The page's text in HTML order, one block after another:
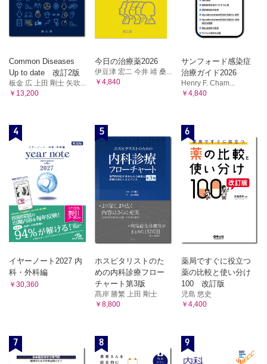
Common Diseases
Up to date 改訂2版
板金 広 上田 剛士 矢吹...
￥13,200
今日の治療薬2026
伊豆津 宏二 今井 靖 桑...
￥4,840
サンフォード感染症
治療ガイド2026
Henry F. Cham...
￥4,840
4
イヤーノート2027 内
科・外科編
￥30,360
5
ホスピタリストのた
めの内科診療フロー
チャート第3版
髙岸 勝繁 上田 剛士
￥8,800
6
薬局ですぐに役立つ
薬の比較と使い分け
100 改訂版
児島 悠史
￥4,400
7 8 9